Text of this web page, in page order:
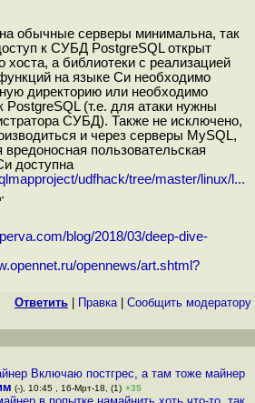
на обычные серверы минимальна, так
к СУБД PostgreSQL открыт
хоста, а библиотеки с реализацией
на языке Си необходимо
директорию или необходимо
PostgreSQL (т.е. для атаки нужны
СУБД). Также не исключено,
и через серверы MySQL,
вредоносная пользовательская
доступна
udfhack/tree/master/linux/l...
blog/2018/03/deep-dive-
opennews/art.shtml?
Ответить Правка| Cообщить модератору
Включаю постгрес, а там тоже майнер
(-), 10:45 , 16-Мрт-18, (1) +35